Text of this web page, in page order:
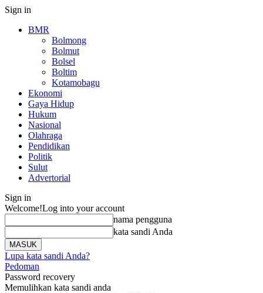
Sign in
BMR
Bolmong
Bolmut
Bolsel
Boltim
Kotamobagu
Ekonomi
Gaya Hidup
Hukum
Nasional
Olahraga
Pendidikan
Politik
Sulut
Advertorial
Sign in
Welcome!Log into your account
nama pengguna
kata sandi Anda
Lupa kata sandi Anda?
Pedoman
Password recovery
Memulihkan kata sandi anda